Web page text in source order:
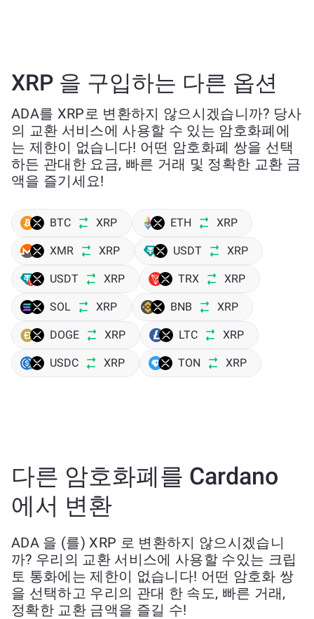
XRP 을 구입하는 다른 옵션
ADA를 XRP로 변환하지 않으시겠습니까? 당사
의 교환 서비스에 사용할 수 있는 암호화폐에
는 제한이 없습니다! 어떤 암호화폐 쌍을 선택
하든 관대한 요금, 빠른 거래 및 정확한 교환 금
액을 즐기세요!
BTC XRP ETH XRP
XMR XRP USDT XRP
USDT XRP TRX XRP
SOL XRP BNB XRP
DOGE XRP LTC XRP
USDC XRP TON XRP
다른 암호화폐를 Cardano
에서 변환
ADA 을 (를) XRP 로 변환하지 않으시겠습니
까? 우리의 교환 서비스에 사용할 수있는 크립
토 통화에는 제한이 없습니다! 어떤 암호화 쌍
을 선택하고 우리의 관대 한 속도, 빠른 거래,
정확한 교환 금액을 즐길 수!